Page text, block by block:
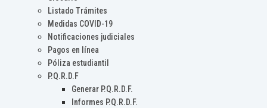
Listado Trámites
Medidas COVID-19
Notificaciones judiciales
Pagos en línea
Póliza estudiantil
P.Q.R.D.F
Generar P.Q.R.D.F.
Informes P.Q.R.D.F.